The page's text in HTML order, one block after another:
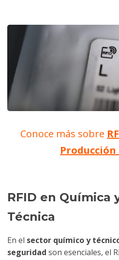
Conoce más sobre
Producción
RFID en Química
Técnica
En el sector químico y
seguridad son esenciales, el